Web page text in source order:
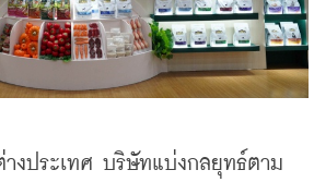
ประเทศ บริษัทแบ่งกลยุทธ์ตาม